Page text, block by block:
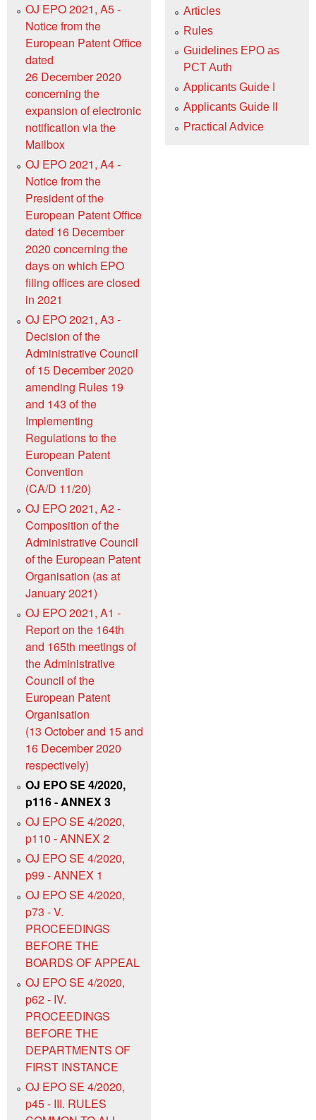
OJ EPO 2021, A5 -
Notice from the
European Patent Office
dated
26 December 2020
concerning the
expansion of electronic
notification via the
Mailbox
OJ EPO 2021, A4 -
Notice from the
President of the
European Patent Office
dated 16 December
2020 concerning the
days on which EPO
filing offices are closed
in 2021
OJ EPO 2021, A3 -
Decision of the
Administrative Council
of 15 December 2020
amending Rules 19
and 143 of the
Implementing
Regulations to the
European Patent
Convention
(CA/D 11/20)
OJ EPO 2021, A2 -
Composition of the
Administrative Council
of the European Patent
Organisation (as at
January 2021)
OJ EPO 2021, A1 -
Report on the 164th
and 165th meetings of
the Administrative
Council of the
European Patent
Organisation
(13 October and 15 and
16 December 2020
respectively)
OJ EPO SE 4/2020,
p116 - ANNEX 3
OJ EPO SE 4/2020,
p110 - ANNEX 2
OJ EPO SE 4/2020,
p99 - ANNEX 1
OJ EPO SE 4/2020,
p73 - V.
PROCEEDINGS
BEFORE THE
BOARDS OF APPEAL
OJ EPO SE 4/2020,
p62 - IV.
PROCEEDINGS
BEFORE THE
DEPARTMENTS OF
FIRST INSTANCE
OJ EPO SE 4/2020,
p45 - III. RULES
Articles
Rules
Guidelines EPO as
PCT Auth
Applicants Guide I
Applicants Guide II
Practical Advice